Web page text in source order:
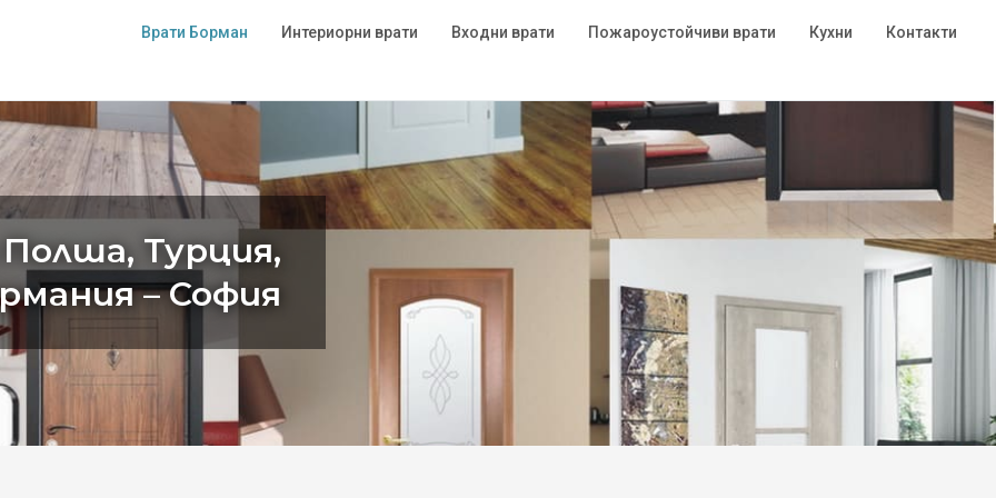
Врати Борман Интериорни врати Входни врати Пожароустойчиви врати Кухни Контакти
Турция,
– София